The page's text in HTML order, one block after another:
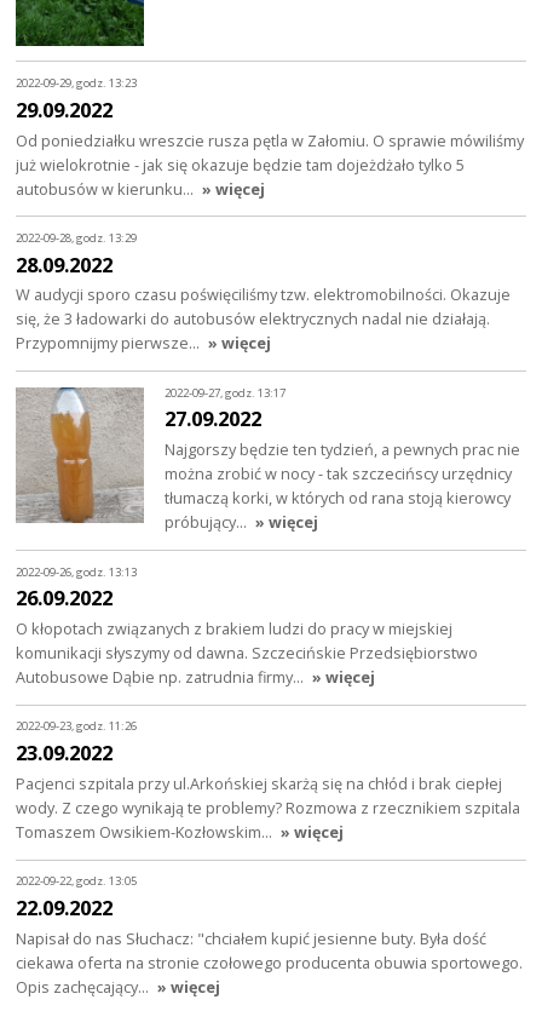
2022-09-29, godz. 13:23
29.09.2022
Od poniedziałku wreszcie rusza pętla w Załomiu. O sprawie mówiliśmy
już wielokrotnie - jak się okazuje będzie tam dojeżdżało tylko 5
autobusów w kierunku… » więcej
2022-09-28, godz. 13:29
28.09.2022
W audycji sporo czasu poświęciliśmy tzw. elektromobilności. Okazuje
się, że 3 ładowarki do autobusów elektrycznych nadal nie działają.
Przypomnijmy pierwsze… » więcej
2022-09-27, godz. 13:17
27.09.2022
Najgorszy będzie ten tydzień, a pewnych prac nie
można zrobić w nocy - tak szczecińscy urzędnicy
tłumaczą korki, w których od rana stoją kierowcy
próbujący… » więcej
2022-09-26, godz. 13:13
26.09.2022
O kłopotach związanych z brakiem ludzi do pracy w miejskiej
komunikacji słyszymy od dawna. Szczecińskie Przedsiębiorstwo
Autobusowe Dąbie np. zatrudnia firmy… » więcej
2022-09-23, godz. 11:26
23.09.2022
Pacjenci szpitala przy ul.Arkońskiej skarżą się na chłód i brak ciepłej
wody. Z czego wynikają te problemy? Rozmowa z rzecznikiem szpitala
Tomaszem Owsikiem-Kozłowskim… » więcej
2022-09-22, godz. 13:05
22.09.2022
Napisał do nas Słuchacz: "chciałem kupić jesienne buty. Była dość
ciekawa oferta na stronie czołowego producenta obuwia sportowego.
Opis zachęcający… » więcej